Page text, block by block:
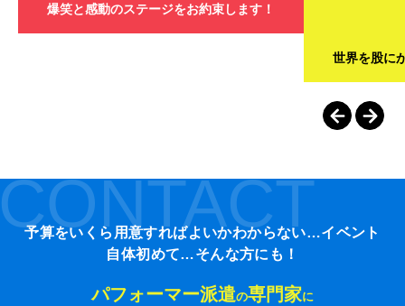
爆笑と感動のステージをお約束します！
世界を股に
予算をいくら用意すればよいかわからない…イベント
自体初めて…そんな方にも！
パフォーマー派遣の専門家に